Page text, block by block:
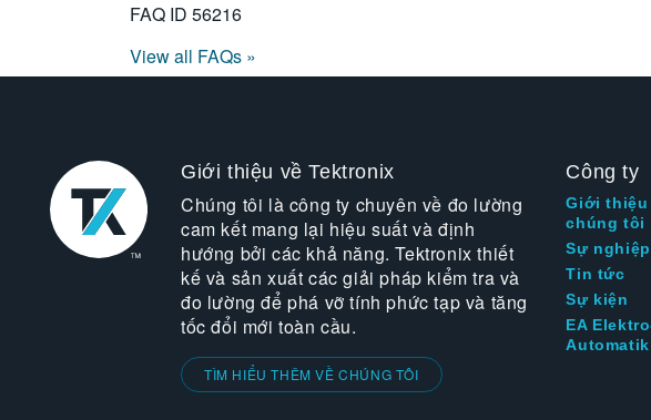
FAQ ID 56216
View all FAQs »
Giới thiệu về Tektronix
Chúng tôi là công ty chuyên về đo lường
cam kết mang lại hiệu suất và định
hướng bởi các khả năng. Tektronix thiết
kế và sản xuất các giải pháp kiểm tra và
đo lường để phá vỡ tính phức tạp và tăng
tốc đổi mới toàn cầu.
TÌM HIỂU THÊM VỀ CHÚNG TÔI
Công ty
Giới thiệu
chúng tôi
Sự nghiệp
Tin tức
Sự kiện
EA
Automatik